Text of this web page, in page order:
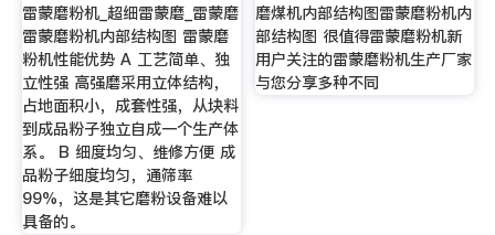
雷蒙磨粉机_超细雷蒙磨_雷蒙磨
雷蒙磨粉机内部结构图 雷蒙磨
粉机性能优势 A 工艺简单、独
立性强 高强磨采用立体结构，
占地面积小，成套性强，从块料
到成品粉子独立自成一个生产体
系。 B 细度均匀、维修方便 成
品粉子细度均匀，通筛率
99%，这是其它磨粉设备难以
具备的。
磨煤机内部结构图雷蒙磨粉机内
部结构图 很值得雷蒙磨粉机新
用户关注的雷蒙磨粉机生产厂家
与您分享多种不同